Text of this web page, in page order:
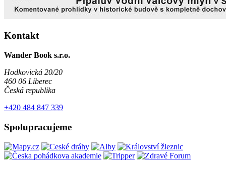
Kontakt
Wander Book s.r.o.
Hodkovická 20/20
460 06 Liberec
Česká republika
+420 484 847 339
Spolupracujeme